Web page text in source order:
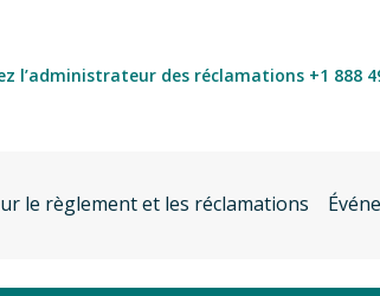
l’administrateur des réclamations +1 888
le règlement et les réclamations